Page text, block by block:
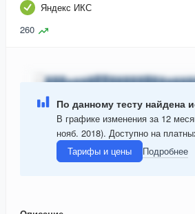
Яндекс ИКС
260
По данному тесту найдена
В графике изменения за 12
нояб. 2018). Доступно на
Тарифы и цены
Подробнее